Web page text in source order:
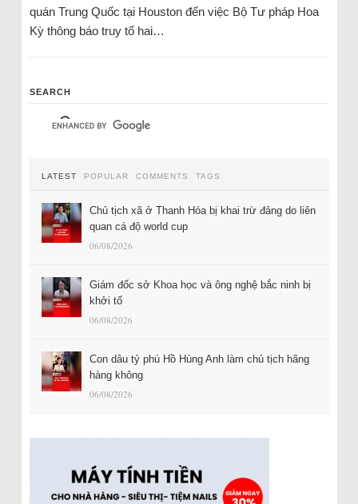
quán Trung Quốc tại Houston đến việc Bộ Tư pháp Hoa
Kỳ thông báo truy tố hai…
SEARCH
LATEST POPULAR COMMENTS TAGS
Chủ tịch xã ở Thanh Hóa bị khai trừ đảng do liên
quan cá độ world cup
06/08/2026
Giám đốc sở Khoa học và ông nghệ bắc ninh bị
khởi tố
06/08/2026
Con dâu tỷ phú Hồ Hùng Anh làm chủ tịch hãng
hàng không
06/08/2026